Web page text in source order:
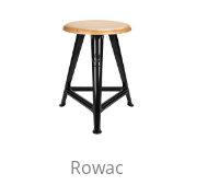
Rowac